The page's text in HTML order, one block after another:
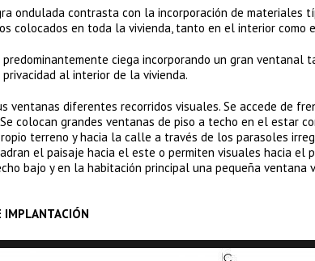
ondulada contrasta con la incorporación de materiales
colocados en toda la vivienda, tanto en el interior como
ciega incorporando un gran ventanal
al interior de la vivienda.
ventanas diferentes recorridos visuales. Se accede de
colocan grandes ventanas de piso a techo en el estar
terreno y hacia la calle a través de los parasoles
el paisaje hacia el este o permiten visuales hacia el
bajo y en la habitación principal una pequeña
IMPLANTACIÓN